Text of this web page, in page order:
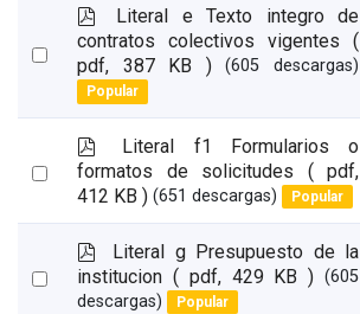
Select
item
p
d
Literal e Texto integro de
contratos colectivos vigentes
(
pdf, 387 KB )
(605 descargas)
Popular
Select
p
d
f
Literal f1 Formularios o
formatos de solicitudes
( pdf,
412 KB ) (651 descargas) Popular
Select
p
d
f
Literal g Presupuesto de la
institucion ( pdf, 429 KB ) (605
descargas)
Popular